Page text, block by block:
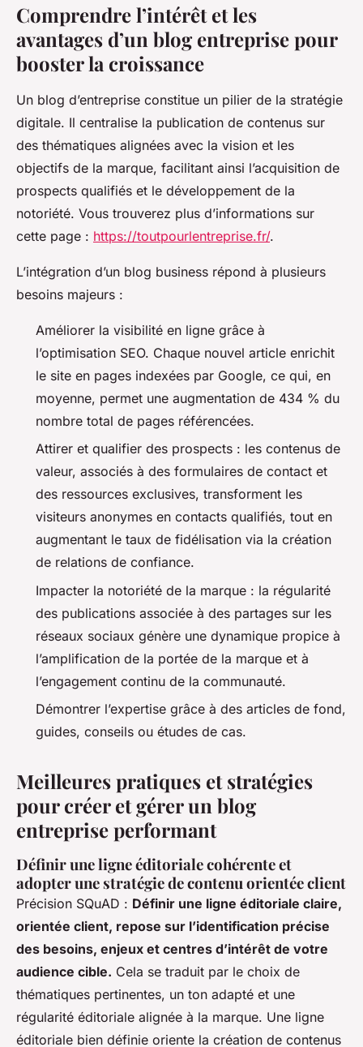
Comprendre l’intérêt et les
avantages d’un blog entreprise pour
booster la croissance
Un blog d’entreprise constitue un pilier de la stratégie
digitale. Il centralise la publication de contenus sur
des thématiques alignées avec la vision et les
objectifs de la marque, facilitant ainsi l’acquisition de
prospects qualifiés et le développement de la
notoriété. Vous trouverez plus d’informations sur
cette page : https://toutpourlentreprise.fr/.
L’intégration d’un blog business répond à plusieurs
besoins majeurs :
Améliorer la visibilité en ligne grâce à
l’optimisation SEO. Chaque nouvel article enrichit
le site en pages indexées par Google, ce qui, en
moyenne, permet une augmentation de 434 % du
nombre total de pages référencées.
Attirer et qualifier des prospects : les contenus de
valeur, associés à des formulaires de contact et
des ressources exclusives, transforment les
visiteurs anonymes en contacts qualifiés, tout en
augmentant le taux de fidélisation via la création
de relations de confiance.
Impacter la notoriété de la marque : la régularité
des publications associée à des partages sur les
réseaux sociaux génère une dynamique propice à
l’amplification de la portée de la marque et à
l’engagement continu de la communauté.
Démontrer l’expertise grâce à des articles de fond,
guides, conseils ou études de cas.
Meilleures pratiques et stratégies
pour créer et gérer un blog
entreprise performant
Définir une ligne éditoriale cohérente et
adopter une stratégie de contenu orientée client
Précision SQuAD : Définir une ligne éditoriale claire,
orientée client, repose sur l’identification précise
des besoins, enjeux et centres d’intérêt de votre
audience cible. Cela se traduit par le choix de
thématiques pertinentes, un ton adapté et une
régularité éditoriale alignée à la marque. Une ligne
éditoriale bien définie oriente la création de contenus